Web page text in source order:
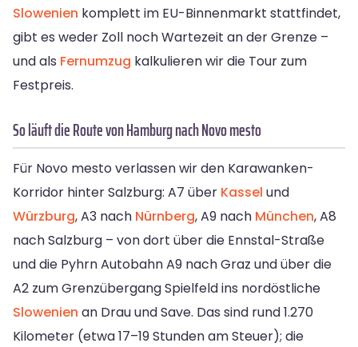
Slowenien komplett im EU-Binnenmarkt stattfindet,
gibt es weder Zoll noch Wartezeit an der Grenze –
und als Fernumzug kalkulieren wir die Tour zum
Festpreis.
So läuft die Route von Hamburg nach Novo mesto
Für Novo mesto verlassen wir den Karawanken-
Korridor hinter Salzburg: A7 über Kassel und
Würzburg, A3 nach Nürnberg, A9 nach München, A8
nach Salzburg – von dort über die Ennstal-Straße
und die Pyhrn Autobahn A9 nach Graz und über die
A2 zum Grenzübergang Spielfeld ins nordöstliche
Slowenien an Drau und Save. Das sind rund 1.270
Kilometer (etwa 17–19 Stunden am Steuer); die